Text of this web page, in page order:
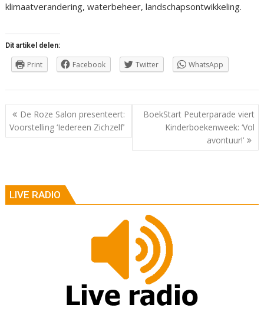
klimaatverandering, waterbeheer, landschapsontwikkeling.
Dit artikel delen:
Print Facebook Twitter WhatsApp
Berichtnavigatie
De Roze Salon presenteert:
Voorstelling ‘Iedereen Zichzelf’
BoekStart Peuterparade viert
Kinderboekenweek: ‘Vol
avontuur!’
LIVE RADIO